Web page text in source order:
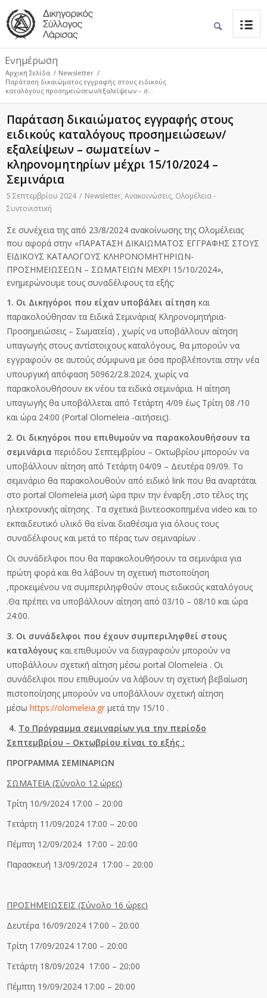
Ενημέρωση
Αρχική Σελίδα / Newsletter /
Παράταση δικαιώματος εγγραφής στους ειδικούς
καταλόγους προσημειώσεων/εξαλείψεων – σ...
Παράταση δικαιώματος εγγραφής στους
ειδικούς καταλόγους προσημειώσεων/
εξαλείψεων – σωματείων –
κληρονομητηρίων μέχρι 15/10/2024 –
Σεμινάρια
5 Σεπτεμβρίου 2024 / Newsletter,Ανακοινώσεις, Ολομέλεια -
Συντονιστική
Σε συνέχεια της από 23/8/2024 ανακοίνωσης της Ολομέλειας
που αφορά στην «ΠΑΡΑΤΑΣΗ ΔΙΚΑΙΩΜΑΤΟΣ ΕΓΓΡΑΦΗΣ ΣΤΟΥΣ
ΕΙΔΙΚΟΥΣ ΚΑΤΑΛΟΓΟΥΣ ΚΛΗΡΟΝΟΜΗΤΗΡΙΩΝ-
ΠΡΟΣΗΜΕΙΩΣΕΩΝ – ΣΩΜΑΤΕΙΩΝ ΜΕΧΡΙ 15/10/2024»,
ενημερώνουμε τους συναδέλφους τα εξής:
1. Οι Δικηγόροι που είχαν υποβάλει αίτηση και
παρακολούθησαν τα Ειδικά Σεμινάρια( Κληρονομητήρια-
Προσημειώσεις – Σωματεία) , χωρίς να υποβάλλουν αίτηση
υπαγωγής στους αντίστοιχους καταλόγους, θα μπορούν να
εγγραφούν σε αυτούς σύμφωνα με όσα προβλέπονται στην νέα
υπουργική απόφαση 50962/2.8.2024, χωρίς να
παρακολουθήσουν εκ νέου τα ειδικά σεμινάρια. Η αίτηση
υπαγωγής θα υποβάλλεται από Τετάρτη 4/09 έως Τρίτη 08 /10
και ώρα 24:00 (Portal Olomeleia -αιτήσεις).
2. Οι δικηγόροι που επιθυμούν να παρακολουθήσουν τα
σεμινάριαπεριόδου Σεπτεμβρίου – Οκτωβρίου μπορούν να
υποβάλλουν αίτηση από Τετάρτη 04/09 – Δευτέρα 09/09. Το
σεμινάριο θα παρακολουθούν από ειδικό link που θα αναρτάται
στο portal Olomeleia μισή ώρα πριν την έναρξη ,στο τέλος της
ηλεκτρονικής αίτησης . Τα σχετικά βιντεοσκοπημένα video και το
εκπαιδευτικό υλικό θα είναι διαθέσιμα για όλους τους
συναδέλφους και μετά το πέρας των σεμιναρίων .
Οι συνάδελφοι που θα παρακολουθήσουν τα σεμινάρια για
πρώτη φορά και θα λάβουν τη σχετική πιστοποίηση
,προκειμένου να συμπεριληφθούν στους ειδικούς καταλόγους
.Θα πρέπει να υποβάλλουν αίτηση από 03/10 – 08/10 και ώρα
24:00.
3. Οι συνάδελφοι που έχουν συμπεριληφθεί στους
καταλόγουςκαι επιθυμούν να διαγραφούν μπορούν να
υποβάλλουν σχετική αίτηση μέσω portal Olomeleia . Oι
συνάδελφοι που επιθυμούν να λάβουν τη σχετική βεβαίωση
πιστοποίησης μπορούν να υποβάλλουν σχετική αίτηση
μέσωhttps://olomeleia.gr μετά την 15/10 .
4. To Πρόγραμμα σεμιναρίων για την περίοδο
Σεπτεμβρίου – Οκτωβρίου είναι το εξής :
ΠΡΟΓΡΑΜΜΑ ΣΕΜΙΝΑΡΙΩΝ
ΣΩΜΑΤΕΙΑ (Σύνολο 12 ώρες)
Τρίτη 10/9/2024 17:00 – 20:00
Tετάρτη 11/09/2024 17:00 – 20:00
Πέμπτη 12/09/2024 17:00 – 20:00
Παρασκευή 13/09/2024 17:00 – 20:00
ΠΡΟΣΗΜΕΙΩΣΕΙΣ (Σύνολο 16 ώρες)
Δευτέρα 16/09/2024 17:00 – 20:00
Τρίτη 17/09/2024 17:00 – 20:00
Τετάρτη 18/09/2024 17:00 – 20:00
Πέμπτη 19/09/2024 17:00 – 20:00